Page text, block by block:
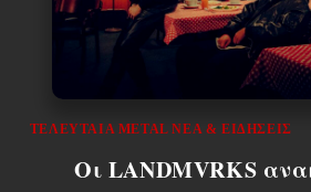
ΤΕΛΕΥΤΑΊΑ METAL ΝΈΑ & EΙΔΉΣΕΙΣ
Οι LANDMVRKS